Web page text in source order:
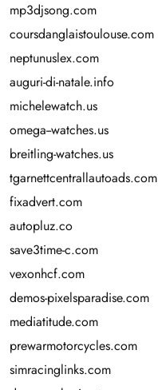
mp3djsong.com
coursdanglaistoulouse.com
neptunuslex.com
auguri-di-natale.info
michelewatch.us
omega--watches.us
breitling-watches.us
tgarnettcentrallautoads.com
fixadvert.com
autopluz.co
save3time-c.com
vexonhcf.com
demos-pixelsparadise.com
mediatitude.com
prewarmotorcycles.com
simracinglinks.com